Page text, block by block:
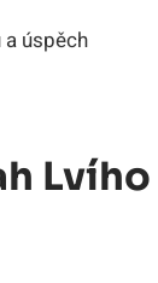
úspěch
Lvího